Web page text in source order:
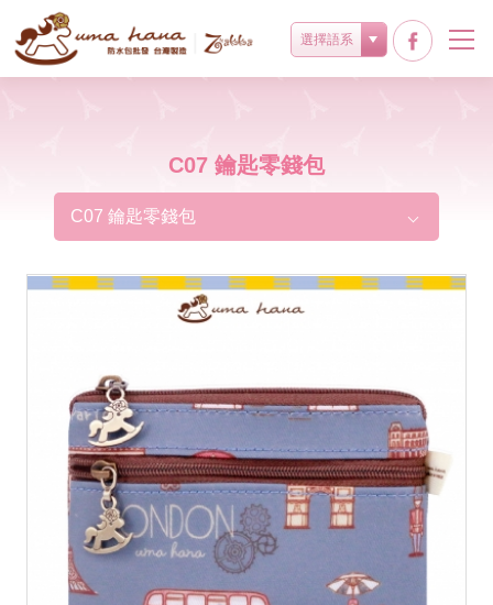
選擇語系
C07 鑰匙零錢包
C07 鑰匙零錢包